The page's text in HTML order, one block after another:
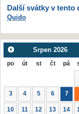
Další svátky v tento
Quido
Srpen 2026
po út st čt pá
3 4 5 6 7
10 11 12 13 14